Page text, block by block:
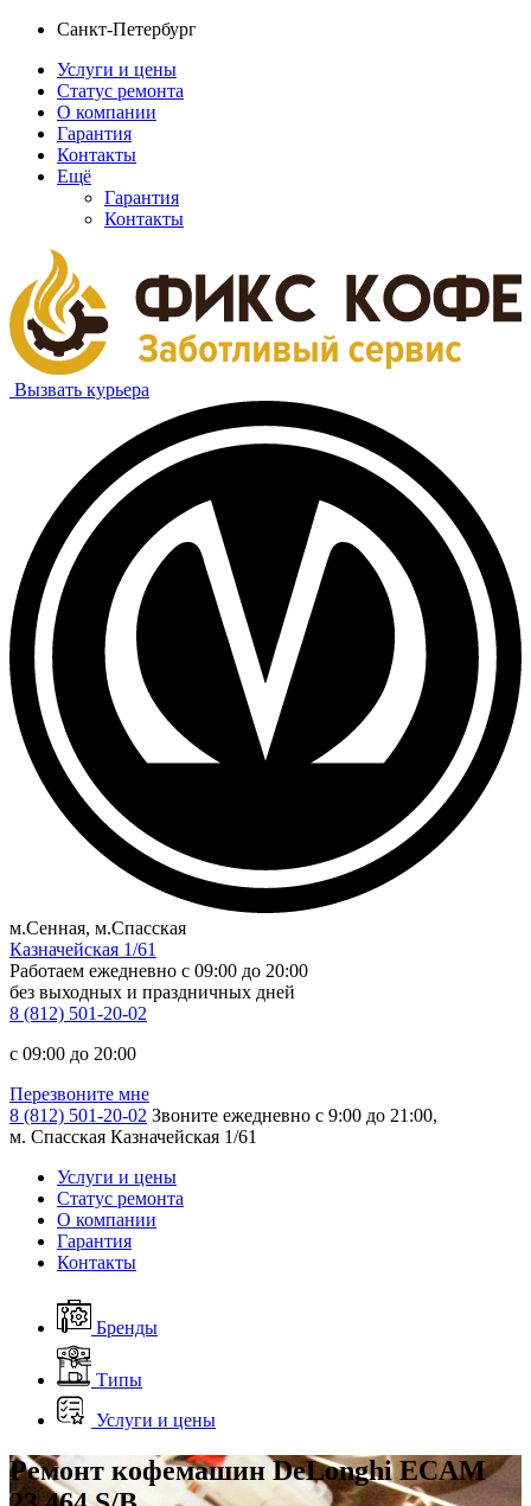
Санкт-Петербург
Услуги и цены
Статус ремонта
О компании
Гарантия
Контакты
Ещё
Гарантия
Контакты
Вызвать курьера
м.Сенная, м.Спасская
Казначейская 1/61
Работаем ежедневно c 09:00 до 20:00
без выходных и праздничных дней
8 (812) 501-20-02
c 09:00 до 20:00
Перезвоните мне
8 (812) 501-20-02 Звоните ежедневно с 9:00 до 21:00,
м. Спасская Казначейская 1/61
Услуги и цены
Статус ремонта
О компании
Гарантия
Контакты
Бренды
Типы
Услуги и цены
Ремонт кофемашин DeLonghi ECAM